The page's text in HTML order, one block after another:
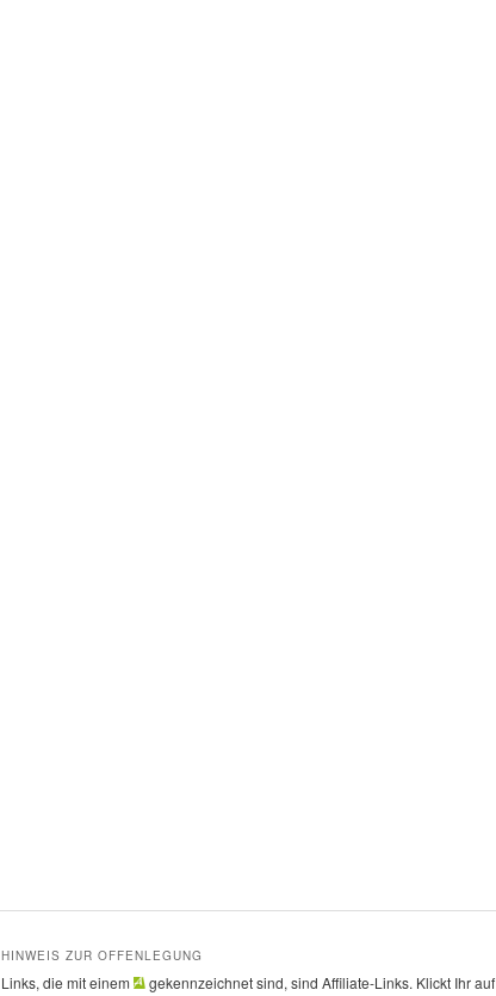
HINWEIS ZUR OFFENLEGUNG
Links, die mit einem
gekennzeichnet sind, sind Affiliate-Links. Klickt Ihr auf